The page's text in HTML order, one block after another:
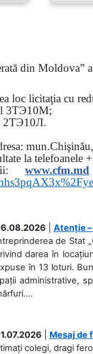
din Moldova”
loc licitaţia cu
3ТЭ10М;
2ТЭ10Л.
la telefoanele
www.cfm.md
Atenție
de Stat
darea în
în 13 loturi.
administrative,
Mesaj de
colegi, dragi